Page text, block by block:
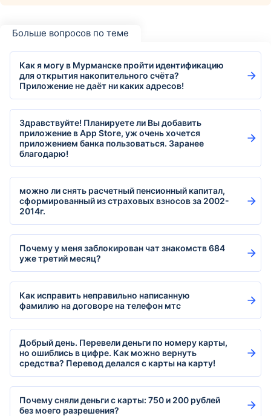
Больше вопросов по теме
Как я могу в Мурманске пройти идентификацию
для открытия накопительного счёта?
Приложение не даёт ни каких адресов!
Здравствуйте! Планируете ли Вы добавить
приложение в App Store, уж очень хочется
приложением банка пользоваться. Заранее
благодарю!
можно ли снять расчетный пенсионный капитал,
сформированный из страховых взносов за 2002-
2014г.
Почему у меня заблокирован чат знакомств 684
уже третий месяц?
Как исправить неправильно написанную
фамилию на договоре на телефон мтс
Добрый день. Перевели деньги по номеру карты,
но ошиблись в цифре. Как можно вернуть
средства? Перевод делался с карты на карту!
Почему сняли деньги с карты: 750 и 200 рублей
без моего разрешения?